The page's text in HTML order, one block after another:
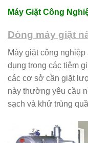
Máy Giặt Công
Dòng máy giặt
Máy giặt công
dụng trong các tiệm
các cơ sở cần giặt
này thường yêu cầu
sạch và khử trùng